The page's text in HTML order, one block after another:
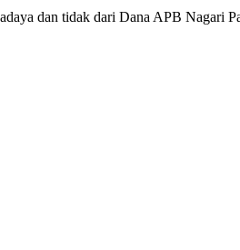
dan tidak dari Dana APB Nagari